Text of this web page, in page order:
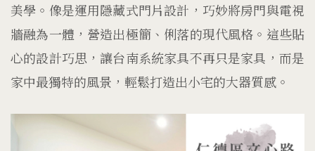
美學。像是運用隱藏式門片設計，巧妙將房門與電視
牆融為一體，營造出極簡、俐落的現代風格。這些貼
心的設計巧思，讓台南系統家具不再只是家具，而是
家中最獨特的風景，輕鬆打造出小宅的大器質感。